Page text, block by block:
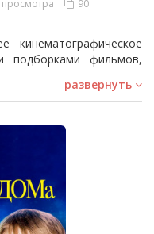
просмотра
90
кинематографическое
подборками фильмов,
с качественными
интеллект, расширяют
перед ними мир.
от захватывающих
о взрослении и
непременно найдут
подборка отражает
кино, так что здесь
развернуть